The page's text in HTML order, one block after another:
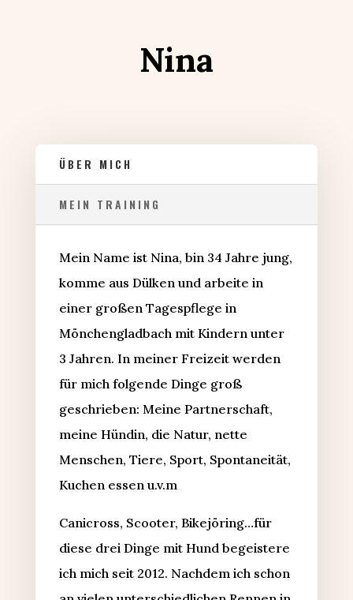
Nina
ÜBER MICH
MEIN TRAINING
Mein Name ist Nina, bin 34 Jahre jung,
komme aus Dülken und arbeite in
einer großen Tagespflege in
Mönchengladbach mit Kindern unter
3 Jahren. In meiner Freizeit werden
für mich folgende Dinge groß
geschrieben: Meine Partnerschaft,
meine Hündin, die Natur, nette
Menschen, Tiere, Sport, Spontaneität,
Kuchen essen u.v.m
Canicross, Scooter, Bikejöring…für
diese drei Dinge mit Hund begeistere
ich mich seit 2012. Nachdem ich schon